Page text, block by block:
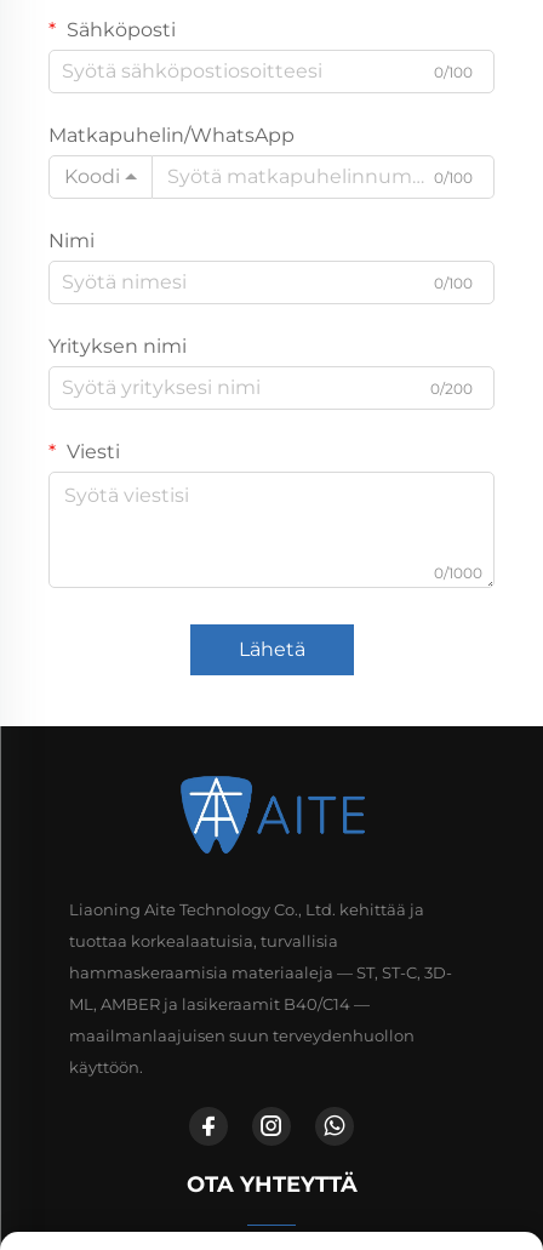
Sähköposti
0/100
Matkapuhelin/WhatsApp
Koodi
0/100
Nimi
0/100
Yrityksen nimi
0/200
Viesti
0/1000
Lähetä
Liaoning Aite Technology Co., Ltd. kehittää ja
tuottaa korkealaatuisia, turvallisia
hammaskeraamisia materiaaleja — ST, ST-C, 3D-
ML, AMBER ja lasikeraamit B40/C14 —
maailmanlaajuisen suun terveydenhuollon
käyttöön.
OTA YHTEYTTÄ